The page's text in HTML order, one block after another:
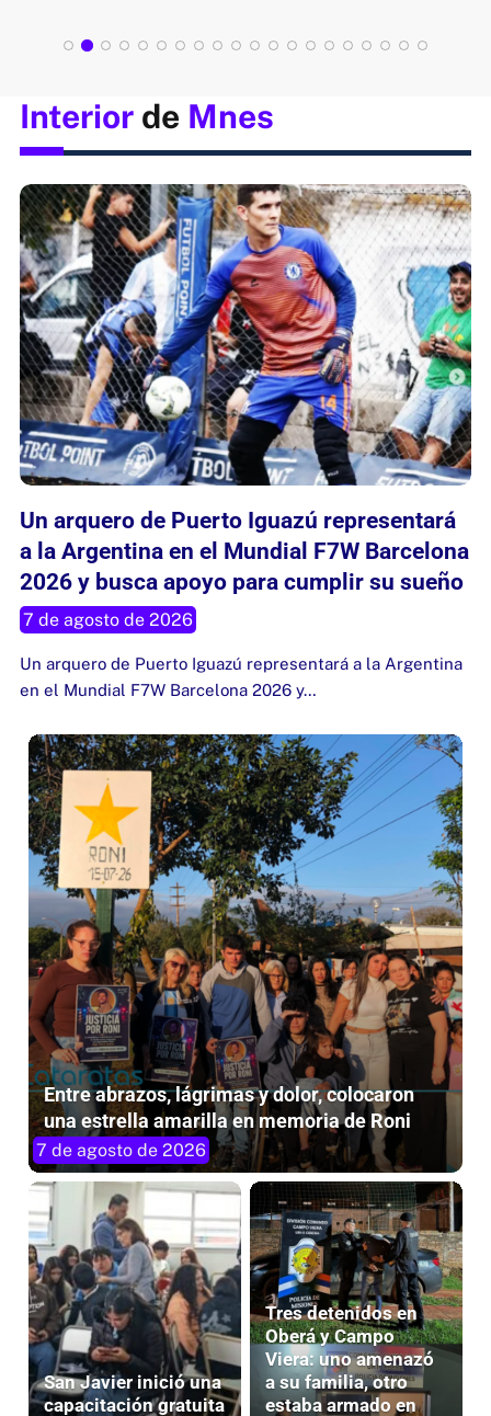
InteriordeMnes
Un arquero de Puerto Iguazú representará
a la Argentina en el Mundial F7W Barcelona
2026 y busca apoyo para cumplir su sueño
Un arquero de Puerto Iguazú representará a la Argentina
Entre abrazos, lágrimas y dolor, colocaron
una estrella amarilla en memoria de Roni
7 de agosto de 2026
San Javier inició una
Tres detenidos en
Oberá y Campo
Viera: uno amenazó
a su familia, otro